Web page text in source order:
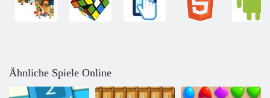
Ähnliche Spiele Online